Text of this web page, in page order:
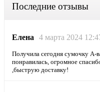
Последние отзывы
Елена 4 марта 2024
Получила сегодня сумочку А-
понравилась, огромное
,быструю доставку!